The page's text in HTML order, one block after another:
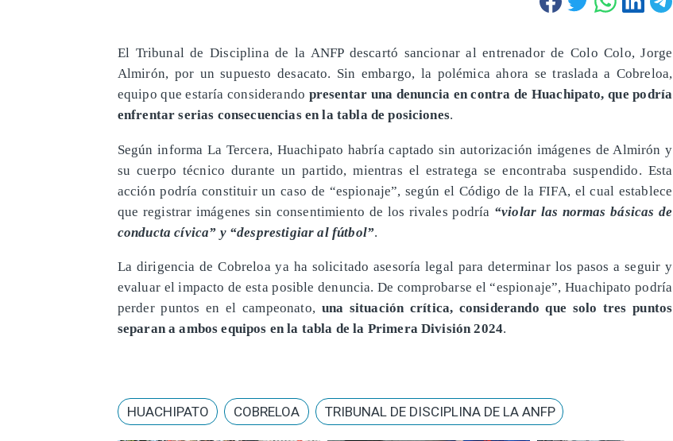
El Tribunal de Disciplina de la ANFP descartó sancionar al entrenador de Colo Colo, Jorge
Almirón, por un supuesto desacato. Sin embargo, la polémica ahora se traslada a Cobreloa,
equipo que estaría considerando presentar una denuncia en contra de Huachipato, que podría
enfrentar serias consecuencias en la tabla de posiciones.
Según informa La Tercera, Huachipato habría captado sin autorización imágenes de Almirón y
su cuerpo técnico durante un partido, mientras el estratega se encontraba suspendido. Esta
acción podría constituir un caso de “espionaje”, según el Código de la FIFA, el cual establece
que registrar imágenes sin consentimiento de los rivales podría “violar las normas básicas de
conducta cívica” y “desprestigiar al fútbol”.
La dirigencia de Cobreloa ya ha solicitado asesoría legal para determinar los pasos a seguir y
evaluar el impacto de esta posible denuncia. De comprobarse el “espionaje”, Huachipato podría
perder puntos en el campeonato, una situación crítica, considerando que solo tres puntos
separan a ambos equipos en la tabla de la Primera División 2024.
HUACHIPATO COBRELOA TRIBUNAL DE DISCIPLINA DE LA ANFP